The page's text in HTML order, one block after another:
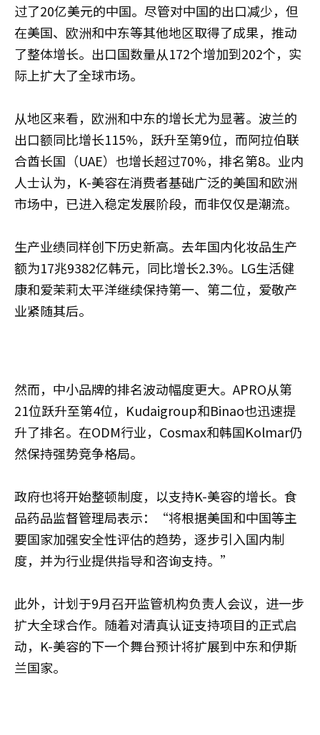
过了20亿美元的中国。尽管对中国的出口减少，但
在美国、欧洲和中东等其他地区取得了成果，推动
了整体增长。出口国数量从172个增加到202个，实
际上扩大了全球市场。
从地区来看，欧洲和中东的增长尤为显著。波兰的
出口额同比增长115%，跃升至第9位，而阿拉伯联
合酋长国（UAE）也增长超过70%，排名第8。业内
人士认为，K-美容在消费者基础广泛的美国和欧洲
市场中，已进入稳定发展阶段，而非仅仅是潮流。
生产业绩同样创下历史新高。去年国内化妆品生产
额为17兆9382亿韩元，同比增长2.3%。LG生活健
康和爱茉莉太平洋继续保持第一、第二位，爱敬产
业紧随其后。
然而，中小品牌的排名波动幅度更大。APRO从第
21位跃升至第4位，Kudaigroup和Binao也迅速提
升了排名。在ODM行业，Cosmax和韩国Kolmar仍
然保持强势竞争格局。
政府也将开始整顿制度，以支持K-美容的增长。食
品药品监督管理局表示：“将根据美国和中国等主
要国家加强安全性评估的趋势，逐步引入国内制
度，并为行业提供指导和咨询支持。”
此外，计划于9月召开监管机构负责人会议，进一步
扩大全球合作。随着对清真认证支持项目的正式启
动，K-美容的下一个舞台预计将扩展到中东和伊斯
兰国家。